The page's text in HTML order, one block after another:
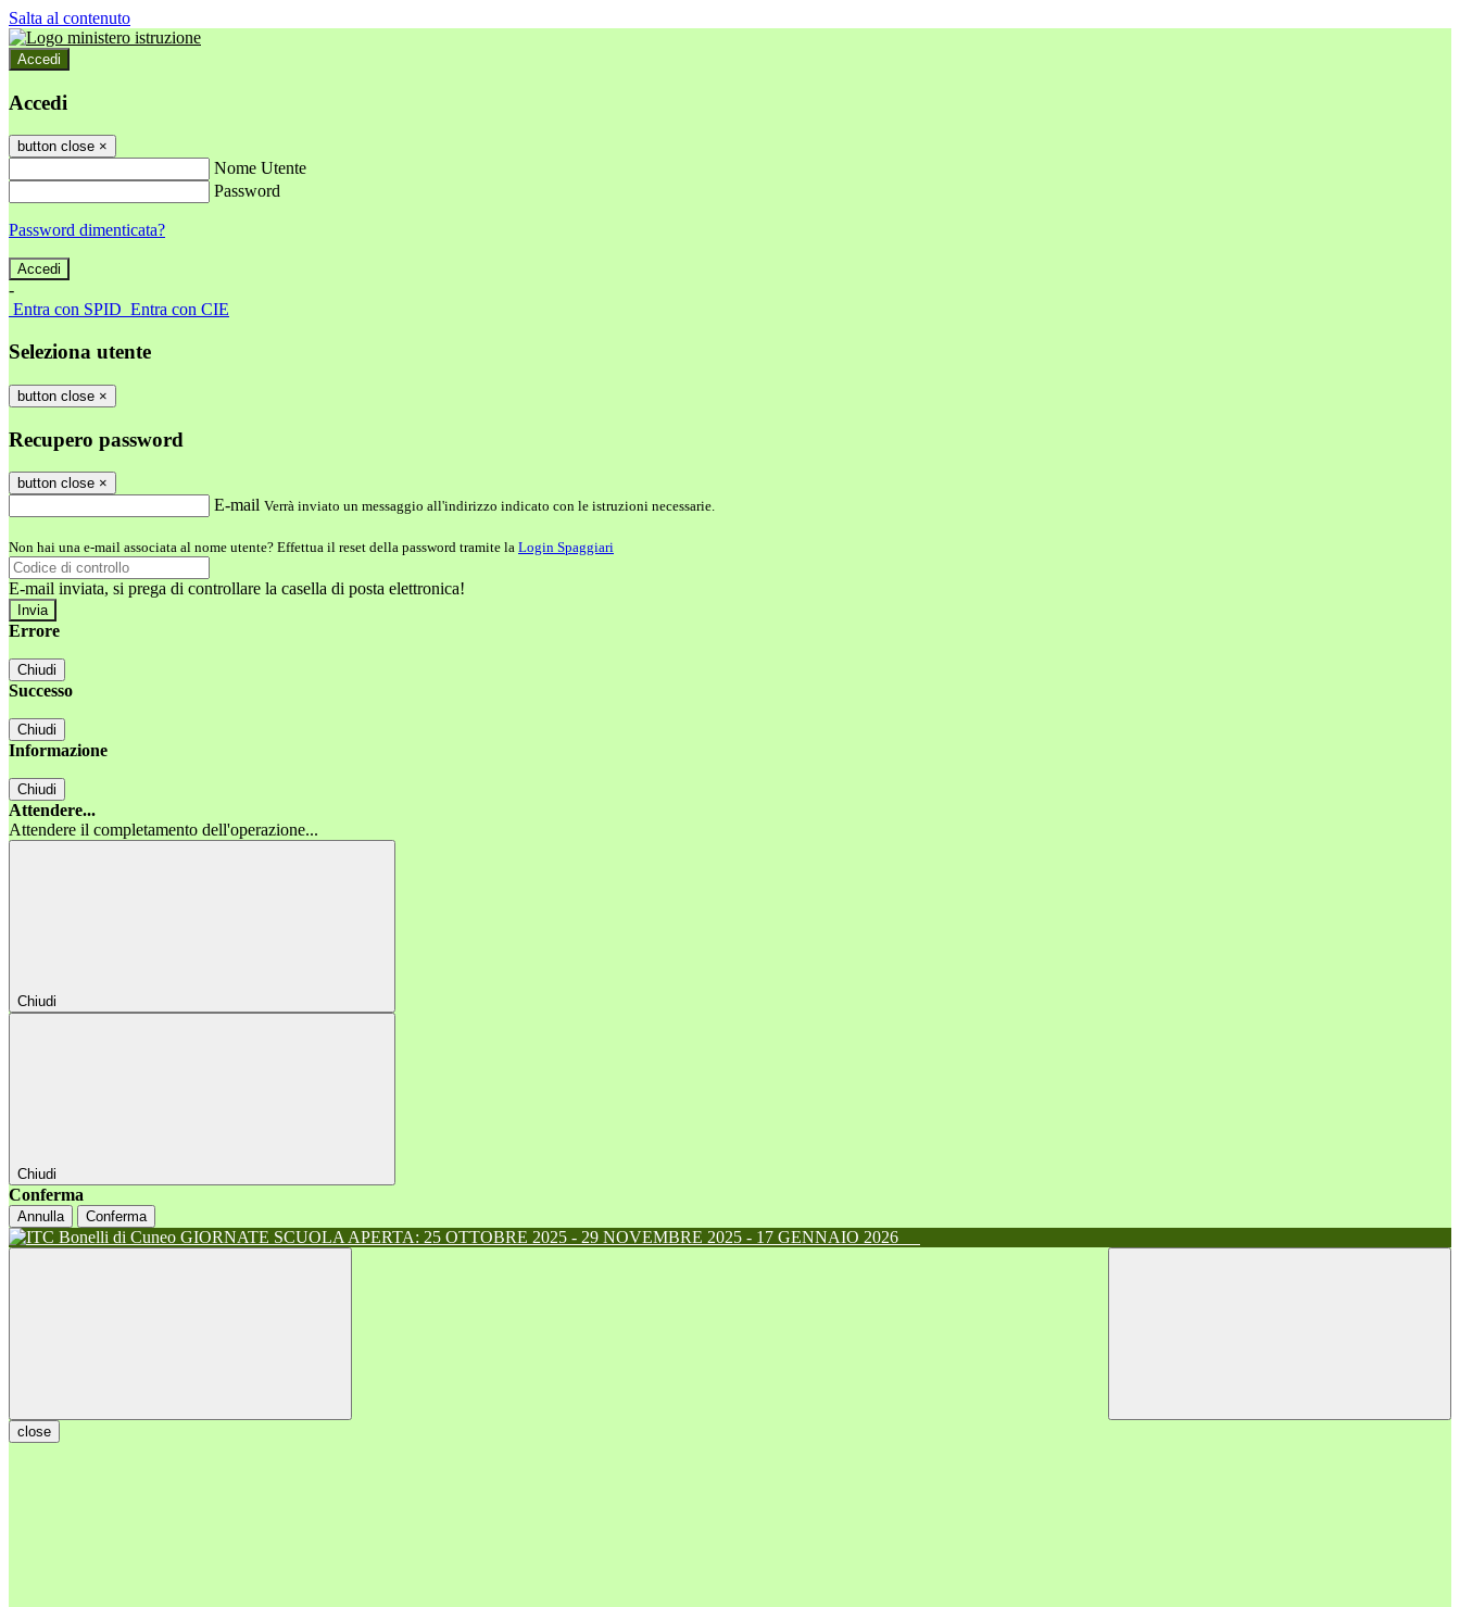
Salta al contenuto
Accedi
Accedi
button close ×
Nome Utente
Password
Password dimenticata?
-
Entra con SPID Entra con CIE
Seleziona utente
button close ×
Recupero password
button close ×
E-mail Verrà inviato un messaggio all'indirizzo indicato con le istruzioni necessarie.
Non hai una e-mail associata al nome utente? Effettua il reset della password tramite la Login Spaggiari
E-mail inviata, si prega di controllare la casella di posta elettronica!
Errore
Chiudi
Successo
Chiudi
Informazione
Chiudi
Attendere...
Attendere il completamento dell'operazione...
Chiudi
Chiudi
Conferma
Annulla Conferma
GIORNATE SCUOLA APERTA: 25 OTTOBRE 2025 - 29 NOVEMBRE 2025 - 17 GENNAIO 2026
close